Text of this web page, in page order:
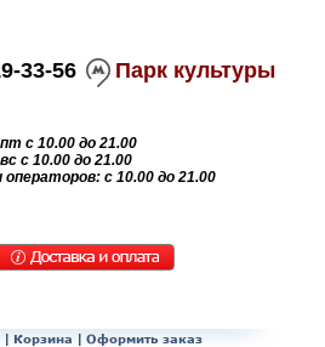
33-56 Парк культуры
с 10.00 до 21.00
с 10.00 до 21.00
с 10.00 до 21.00
| Корзина | Оформить заказ